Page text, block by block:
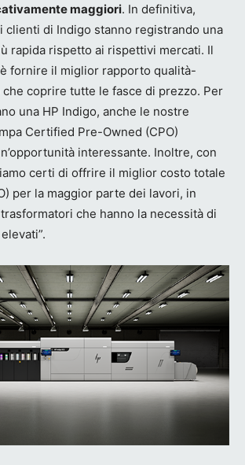
maggiori. In definitiva,
clienti di Indigo stanno registrando una
rapida rispetto ai rispettivi mercati. Il
fornire il miglior rapporto qualità-
coprire tutte le fasce di prezzo. Per
una HP Indigo, anche le nostre
Certified Pre-Owned (CPO)
interessante. Inoltre, con
certi di offrire il miglior costo totale
per la maggior parte dei lavori, in
che hanno la necessità di